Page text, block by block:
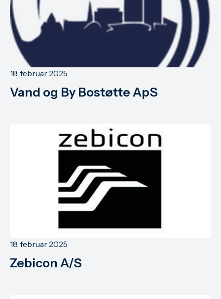
Vand og By Bostøtte ApS
18. februar 2025
Zebicon A/S
18. februar 2025